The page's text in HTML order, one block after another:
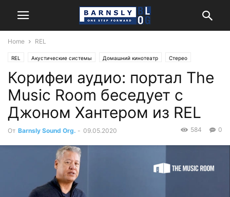
Home REL
REL Акустические системы Домашний кинотеатр Стерео
Энциклопедия
Корифеи аудио: портал The
Music Room беседует с
Джоном Хантером из REL
От Barnsly Sound Org. - 09.05.2020 0
584